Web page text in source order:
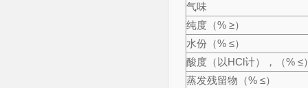
气味
纯度（% ≥）
水份（% ≤）
酸度（以HCl计），（% ≤
蒸发残留物（% ≤）